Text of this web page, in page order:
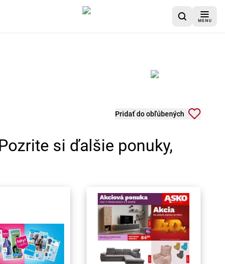
MENU
Pridať do obľúbených
si ďalšie ponuky,